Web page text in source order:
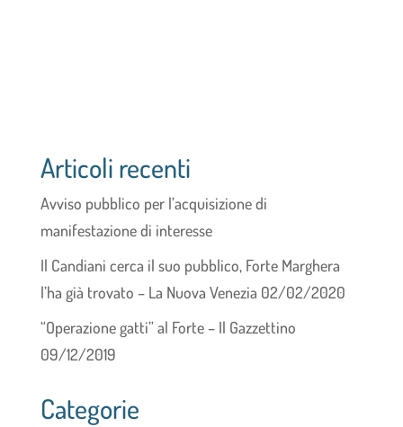
Articoli recenti
Avviso pubblico per l’acquisizione di
manifestazione di interesse
Il Candiani cerca il suo pubblico, Forte Marghera
l’ha già trovato – La Nuova Venezia 02/02/2020
“Operazione gatti” al Forte – Il Gazzettino
09/12/2019
Categorie